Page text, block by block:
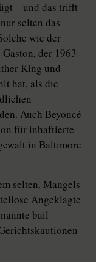
– und das trifft
selten das
wie der
der 1963
King und
hat, als die
Auch Beyoncé
für inhaftierte
in Baltimore
selten. Mangels
Angeklagte
bail